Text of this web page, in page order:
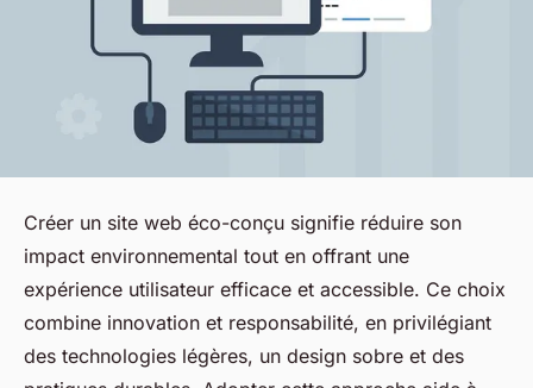
Créer un site web éco-conçu signifie réduire son
impact environnemental tout en offrant une
expérience utilisateur efficace et accessible. Ce choix
combine innovation et responsabilité, en privilégiant
des technologies légères, un design sobre et des